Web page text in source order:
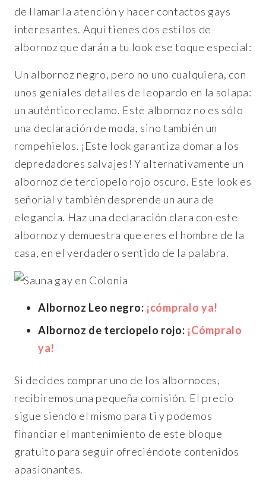
de llamar la atención y hacer contactos gays
interesantes. Aquí tienes dos estilos de
albornoz que darán a tu look ese toque especial:
Un albornoz negro, pero no uno cualquiera, con
unos geniales detalles de leopardo en la solapa:
un auténtico reclamo. Este albornoz no es sólo
una declaración de moda, sino también un
rompehielos. ¡Este look garantiza domar a los
depredadores salvajes! Y alternativamente un
albornoz de terciopelo rojo oscuro. Este look es
señorial y también desprende un aura de
elegancia. Haz una declaración clara con este
albornoz y demuestra que eres el hombre de la
casa, en el verdadero sentido de la palabra.
Albornoz Leo negro: ¡cómpralo ya!
Albornoz de terciopelo rojo: ¡Cómpralo
ya!
Si decides comprar uno de los albornoces,
recibiremos una pequeña comisión. El precio
sigue siendo el mismo para ti y podemos
financiar el mantenimiento de este bloque
gratuito para seguir ofreciéndote contenidos
apasionantes.